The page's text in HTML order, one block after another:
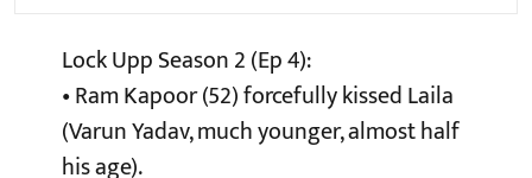
Lock Upp Season 2 (Ep 4):
• Ram Kapoor (52) forcefully kissed Laila
(Varun Yadav, much younger, almost half
his age).